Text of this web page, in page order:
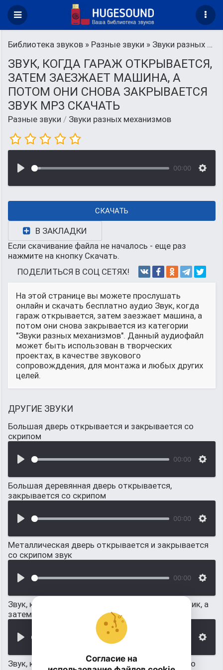
Библиотека звуков » Разные звуки » Звуки разных механизмов
ЗВУК, КОГДА ГАРАЖ ОТКРЫВАЕТСЯ,
ЗАТЕМ ЗАЕЗЖАЕТ МАШИНА, А
ПОТОМ ОНИ СНОВА ЗАКРЫВАЕТСЯ
ЗВУК MP3 СКАЧАТЬ
Разные звуки / Звуки разных механизмов
00:00
СКАЧАТЬ
В ЗАКЛАДКИ
Если скачивание файла не началось - еще раз
нажмите на кнопку Скачать.
ПОДЕЛИТЬСЯ В СОЦ СЕТЯХ!
На этой странице вы можете прослушать
онлайн и скачать бесплатно аудио Звук, когда
гараж открывается, затем заезжает машина, а
потом они снова закрывается из категории
"Звуки разных механизмов". Данный аудиофайл
может быть использован в творческих
проектах, в качестве звукового
сопровожддения, для монтажа и любых других
целей.
ДРУГИЕ ЗВУКИ
Большая дверь открывается и закрывается со
скрипом
00:00
Большая деревянная дверь открывается,
закрывается со скрипом
00:00
Металлическая дверь открывается и закрывается
со скрипом звук
00:00
Звук, когда бильярдный шар ударился об бортик, а
затем об другой шар
Звук, когда открывается дверь у космического
Согласие на